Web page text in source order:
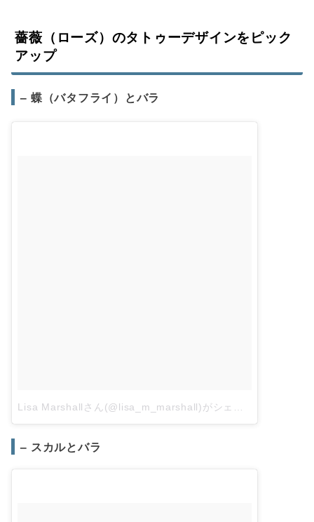
薔薇（ローズ）のタトゥーデザインをピック
アップ
– 蝶（バタフライ）とバラ
Lisa Marshallさん(@lisa_m_marshall)がシェアした投稿
– スカルとバラ